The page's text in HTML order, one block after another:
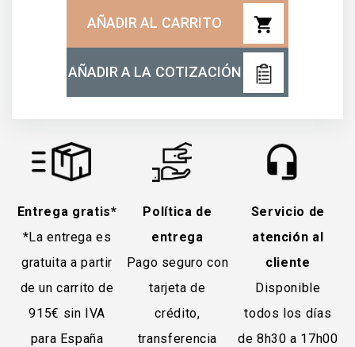
AÑADIR AL CARRITO shopping_cart
AÑADIR A LA COTIZACIÓN
Entrega gratis*
*La entrega es
gratuita a partir
de un carrito de
915€ sin IVA
para España
Política de
entrega
Pago seguro con
tarjeta de
crédito,
transferencia
Servicio de
atención al
cliente
Disponible
todos los días
de 8h30 a 17h00